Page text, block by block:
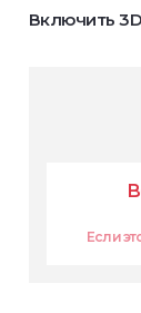
Включить
Если